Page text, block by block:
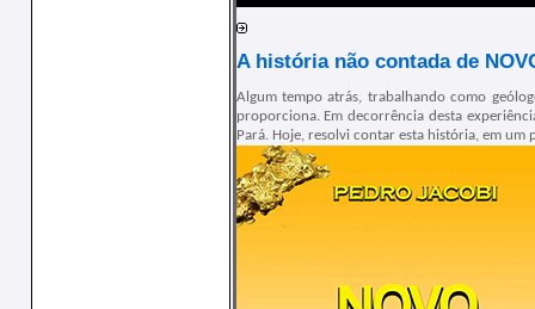
A história não contada de
Algum tempo atrás, trabalhando como
proporciona. Em decorrência desta
Pará. Hoje, resolvi contar esta história, em